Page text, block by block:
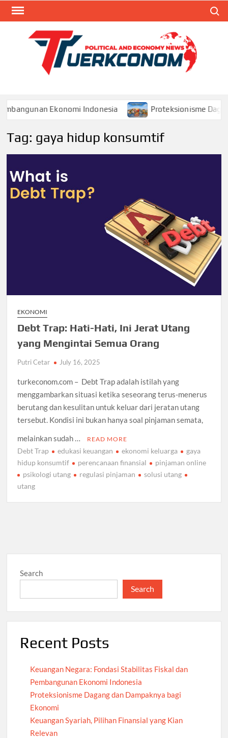
Skip
Ekonomi Indonesia Proteksionisme
Tag: gaya hidup konsumtif
EKONOMI
Debt Trap: Hati-Hati, Ini Jerat Utang
yang Mengintai Semua Orang
Putri Cetar July 16, 2025
turkeconom.com – Debt Trap adalah istilah yang
menggambarkan situasi ketika seseorang terus-menerus
berutang dan kesulitan untuk keluar dari jeratan utang
tersebut. Kondisi ini bukan hanya soal pinjaman semata,
melainkan sudah …
READ MORE
Debt Trap edukasi keuangan ekonomi keluarga
gaya
hidup konsumtif
perencanaan finansial
pinjaman online
psikologi utang
regulasi pinjaman
solusi utang
utang
Search
Search
Recent Posts
Keuangan Negara: Fondasi Stabilitas Fiskal dan
Pembangunan Ekonomi Indonesia
Proteksionisme Dagang dan Dampaknya bagi
Ekonomi
Keuangan Syariah, Pilihan Finansial yang Kian
Relevan